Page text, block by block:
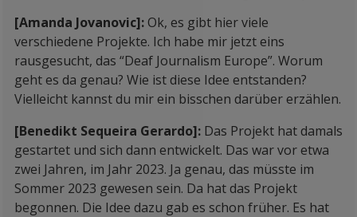
[Amanda Jovanovic]: Ok, es gibt hier viele
verschiedene Projekte. Ich habe mir jetzt eins
rausgesucht, das “Deaf Journalism Europe”. Worum
geht es da genau? Wie ist diese Idee entstanden?
Vielleicht kannst du mir ein bisschen darüber erzählen.
[Benedikt Sequeira Gerardo]: Das Projekt hat damals
gestartet und sich dann entwickelt. Das war vor etwa
zwei Jahren, im Jahr 2023. Ja genau, das müsste im
Sommer 2023 gewesen sein. Da hat das Projekt
begonnen. Die Idee dazu gab es schon früher. Es hat